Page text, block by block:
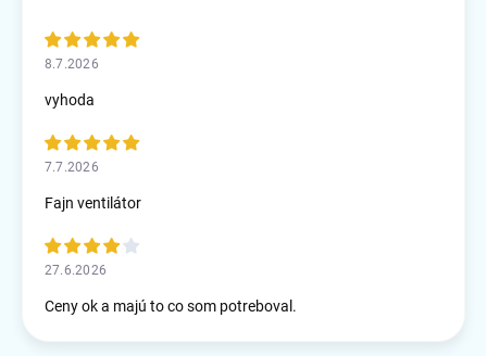
8.7.2026
vyhoda
7.7.2026
Fajn ventilátor
27.6.2026
Ceny ok a majú to co som potreboval.